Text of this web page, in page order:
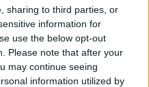
sharing to third parties, or
information for
use the below opt-out
Please note that after your
may continue seeing
information utilized by
Gastona nám
vysílení, zlomení a prožitá
k povodním a k